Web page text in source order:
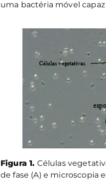
uma bactéria móvel
Figura 1. Células
de fase (A) e microscopia